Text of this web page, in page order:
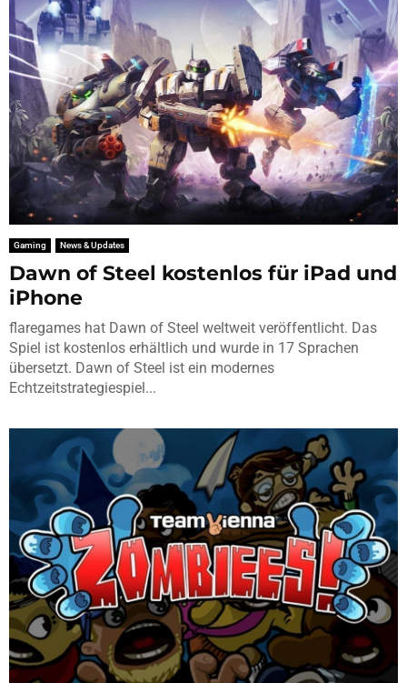
Gaming News & Updates
Dawn of Steel kostenlos für iPad und
iPhone
flaregames hat Dawn of Steel weltweit veröffentlicht. Das
Spiel ist kostenlos erhältlich und wurde in 17 Sprachen
übersetzt. Dawn of Steel ist ein modernes
Echtzeitstrategiespiel...